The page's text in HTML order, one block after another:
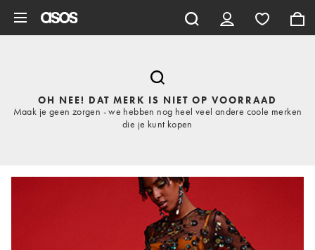
OH NEE! DAT MERK IS NIET OP VOORRAAD
Maak je geen zorgen - we hebben nog heel veel andere coole merken
die je kunt kopen